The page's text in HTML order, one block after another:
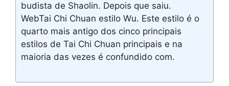
budista de Shaolin. Depois que saiu.
WebTai Chi Chuan estilo Wu. Este estilo é o
quarto mais antigo dos cinco principais
estilos de Tai Chi Chuan principais e na
maioria das vezes é confundido com.